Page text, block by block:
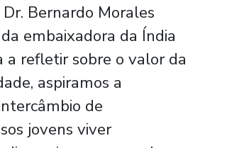
Bernardo Morales
embaixadora da Índia
a refletir sobre o valor da
aspiramos a
de
jovens viver